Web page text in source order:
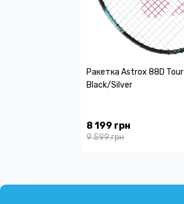
Ракетка Astrox 88D Tour
Black/Silver
8 199 грн
9 599 грн